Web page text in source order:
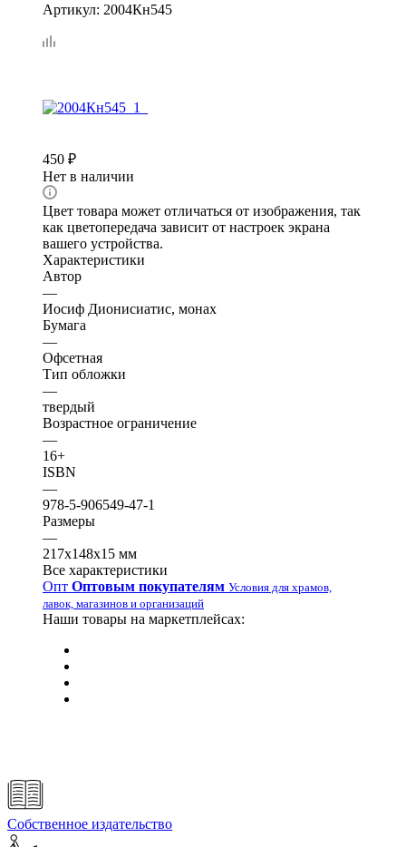
Артикул: 2004Кн545
450 ₽
Нет в наличии
Цвет товара может отличаться от изображения, так
как цветопередача зависит от настроек экрана
вашего устройства.
Характеристики
Автор
—
Иосиф Дионисиатис, монах
Бумага
—
Офсетная
Тип обложки
—
твердый
Возрастное ограничение
—
16+
ISBN
—
978-5-906549-47-1
Размеры
—
217х148х15 мм
Все характеристики
Опт Оптовым покупателям Условия для храмов,
лавок, магазинов и организаций
Наши товары на маркетплейсах:
Собственное издательство